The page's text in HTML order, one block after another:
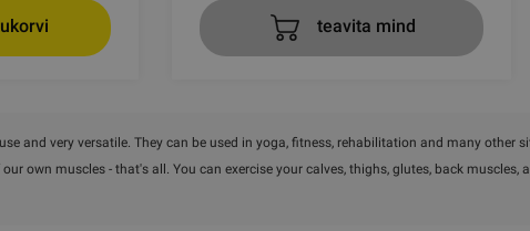
teavita mind
and very versatile. They can be used in yoga, fitness, rehabilitation and many other
own muscles - that's all. You can exercise your calves, thighs, glutes, back muscles,